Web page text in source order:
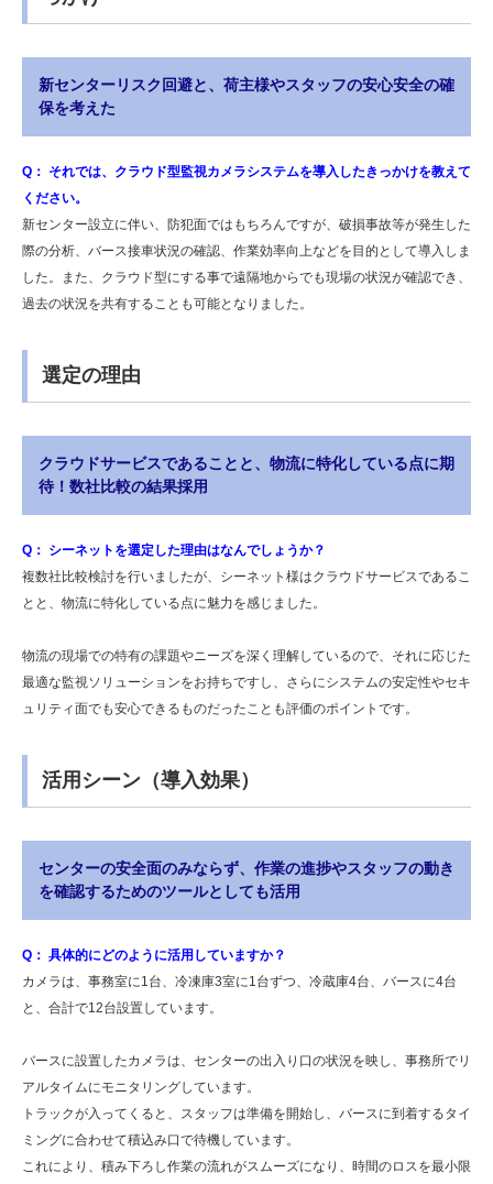
新センターリスク回避と、荷主様やスタッフの安心安全の確
保を考えた
Q： それでは、クラウド型監視カメラシステムを導入したきっかけを教えて
ください。
新センター設立に伴い、防犯面ではもちろんですが、破損事故等が発生した
際の分析、バース接車状況の確認、作業効率向上などを目的として導入しま
した。また、クラウド型にする事で遠隔地からでも現場の状況が確認でき、
過去の状況を共有することも可能となりました。
選定の理由
クラウドサービスであることと、物流に特化している点に期
待！数社比較の結果採用
Q： シーネットを選定した理由はなんでしょうか？
複数社比較検討を行いましたが、シーネット様はクラウドサービスであるこ
とと、物流に特化している点に魅力を感じました。
物流の現場での特有の課題やニーズを深く理解しているので、それに応じた
最適な監視ソリューションをお持ちですし、さらにシステムの安定性やセキ
ュリティ面でも安心できるものだったことも評価のポイントです。
活用シーン（導入効果）
センターの安全面のみならず、作業の進捗やスタッフの動き
を確認するためのツールとしても活用
Q： 具体的にどのように活用していますか？
カメラは、事務室に1台、冷凍庫3室に1台ずつ、冷蔵庫4台、バースに4台
と、合計で12台設置しています。
バースに設置したカメラは、センターの出入り口の状況を映し、事務所でリ
アルタイムにモニタリングしています。
トラックが入ってくると、スタッフは準備を開始し、バースに到着するタイ
ミングに合わせて積込み口で待機しています。
これにより、積み下ろし作業の流れがスムーズになり、時間のロスを最小限